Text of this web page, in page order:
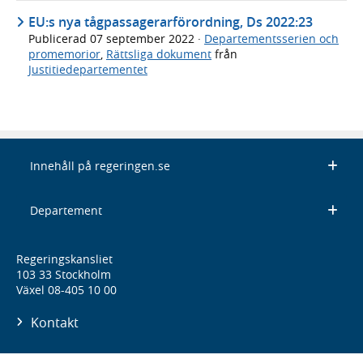
EU:s nya tågpassagerarförordning, Ds 2022:23
Publicerad 07 september 2022 · Departementsserien och
promemorior, Rättsliga dokument från
Justitiedepartementet
Innehåll på regeringen.se
Departement
Regeringskansliet
103 33 Stockholm
Växel 08-405 10 00
Kontakt